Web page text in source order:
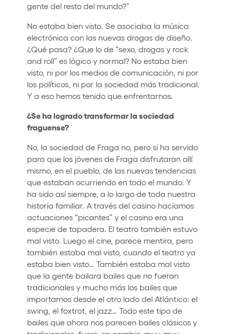
gente del resto del mundo?”
No estaba bien visto. Se asociaba la música
electrónica con las nuevas drogas de diseño.
¿Qué pasa? ¿Que lo de “sexo, drogas y rock
and roll” es lógico y normal? No estaba bien
visto, ni por los medios de comunicación, ni por
los políticos, ni por la sociedad más tradicional.
Y a eso hemos tenido que enfrentarnos.
¿Se ha logrado transformar la sociedad
fraguense?
No, la sociedad de Fraga no, pero sí ha servido
para que los jóvenes de Fraga disfrutaran allí
mismo, en el pueblo, de las nuevas tendencias
que estaban ocurriendo en todo el mundo. Y
ha sido así siempre, a lo largo de toda nuestra
historia familiar. A través del casino hacíamos
actuaciones “picantes” y el casino era una
especie de tapadera. El teatro también estuvo
mal visto. Luego el cine, parece mentira, pero
también estaba mal visto, cuando el teatro ya
estaba bien visto… También estaba mal visto
que la gente bailara bailes que no fueran
tradicionales y mucho más los bailes que
importamos desde el otro lado del Atlántico: el
swing, el foxtrot, el jazz… Todo este tipo de
bailes que ahora nos parecen bailes clásicos y